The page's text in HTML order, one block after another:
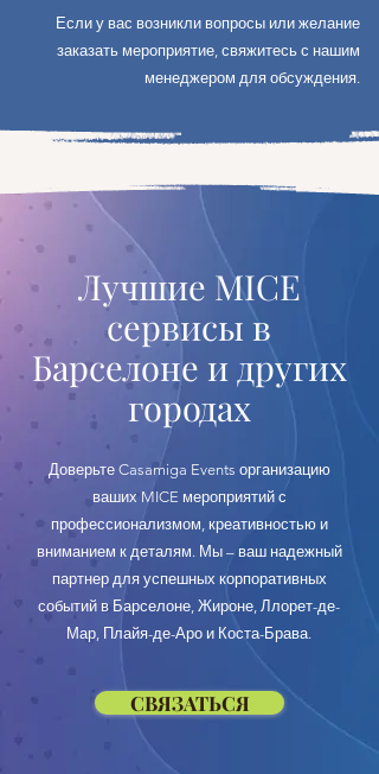
Если у вас возникли вопросы или желание
заказать мероприятие, свяжитесь с нашим
менеджером для обсуждения.
Лучшие MICE
сервисы в
Барселоне и других
городах
Доверьте Casamiga Events организацию
ваших MICE мероприятий с
профессионализмом, креативностью и
вниманием к деталям. Мы – ваш надежный
партнер для успешных корпоративных
событий в Барселоне, Жироне, Ллорет-де-
Мар, Плайя-де-Аро и Коста-Брава.
СВЯЗАТЬСЯ